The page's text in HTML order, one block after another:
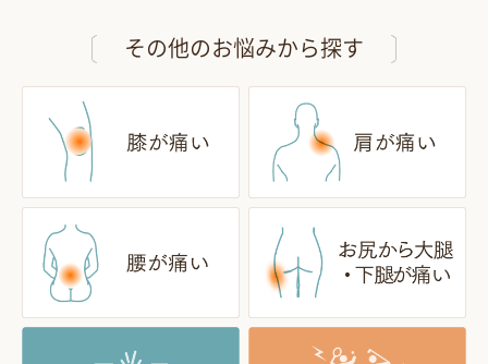
その他のお悩みから探す